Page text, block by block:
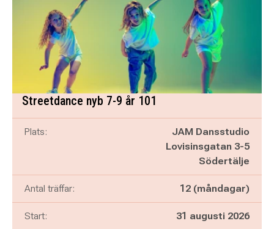
Streetdance nyb 7-9 år 101
Plats:
JAM Dansstudio
Lovisinsgatan 3-5
Södertälje
Antal träffar: 12 (måndagar)
Start: 31 augusti 2026